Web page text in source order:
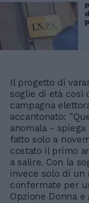
Il progetto di
soglie di età così
campagna
accantonato:
anomala -
fatto solo a
costato il primo
a salire. Con la
invece solo di un
confermate per
Opzione Donna e